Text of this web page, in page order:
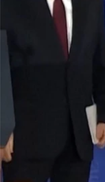
Айни